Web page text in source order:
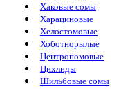
Хаковые сомы
Харациновые
Хелостомовые
Хоботнорылые
Центропомовые
Цихлиды
Шильбовые сомы